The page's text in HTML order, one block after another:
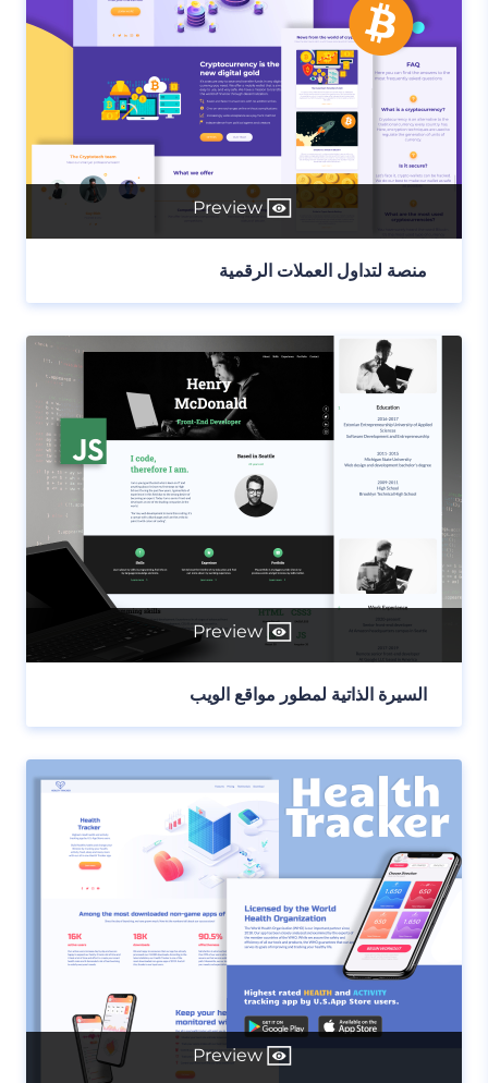
Preview
منصة لتداول العملات الرقمية
Preview
السيرة الذاتية لمطور مواقع الويب
Preview